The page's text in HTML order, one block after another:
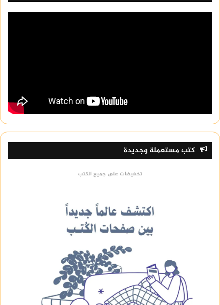
كتب مستعملة وجديدة
تخفيضات على جميع الكتب